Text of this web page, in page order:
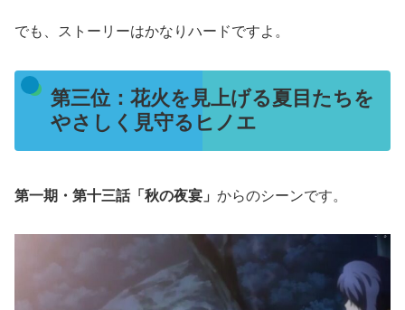
でも、ストーリーはかなりハードですよ。
第三位：花火を見上げる夏目たちを
やさしく見守るヒノエ
第一期・第十三話「秋の夜宴」 からのシーンです。